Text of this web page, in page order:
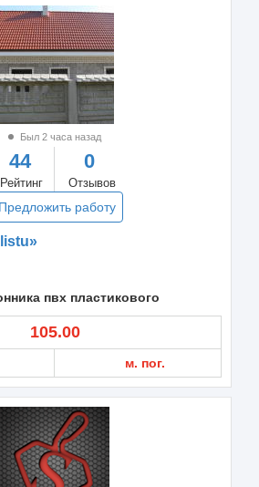
Был 2 часа назад
44
Рейтинг
0
Отзывов
Предложить работу
пвх пластикового
105.00
м. пог.